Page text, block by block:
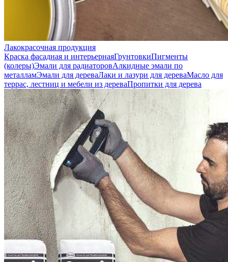
Лакокрасочная продукция
Краска фасадная и интерьернаяГрунтовкиПигменты
(колеры)Эмали для радиаторовАлкидные эмали по
металламЭмали для дереваЛаки и лазури для дереваМасло для
террас, лестниц и мебели из дереваПропитки для дерева